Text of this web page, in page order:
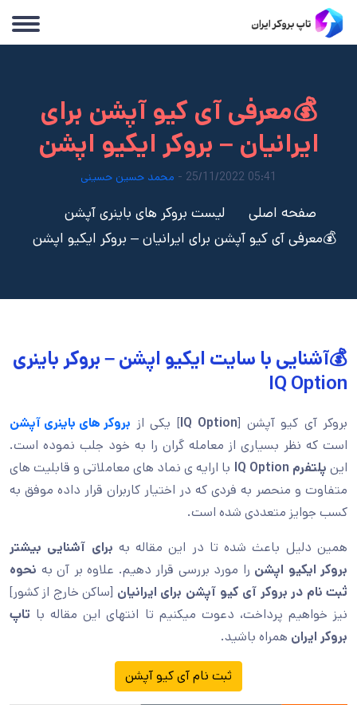
💰معرفی آی کیو آپشن برای
ایرانیان – بروکر ایکیو اپشن
05:41 25/11/2022 - محمد حسین حسینی
صفحه اصلی
لیست بروکر های باینری آپشن
💰معرفی آی کیو آپشن برای ایرانیان – بروکر ایکیو اپشن
💰آشنایی با سایت ایکیو اپشن – بروکر باینری
IQ Option
بروکر آی کیو آپشن [IQ Option] یکی از بروکر های باینری آپشن
است که نظر بسیاری از معامله گران را به خود جلب نموده است.
این پلتفرم IQ Option
با ارایه ی نماد های معاملاتی و قابلیت های
متفاوت و منحصر به فردی که در اختیار کاربران قرار داده موفق به
کسب جوایز متعددی شده است.
همین دلیل باعث شده تا در این مقاله به برای آشنایی بیشتر
بروکر ایکیو اپشن را مورد بررسی قرار دهیم. علاوه بر آن به نحوه
ثبت نام در بروکر آی کیو آپشن برای ایرانیان [ساکن خارج از کشور]
نیز خواهیم پرداخت، دعوت میکنیم تا انتهای این مقاله با تاپ
بروکر ایران همراه باشید.
ثبت نام آی کیو آپشن